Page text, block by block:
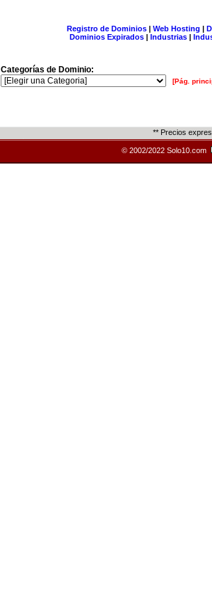
Registro de Dominios| Web Hosting |
Dominios Expirados | Industrias |
Categorías de Dominio:
[Pág.
** Precios
© 2002/2022 Solo10.com